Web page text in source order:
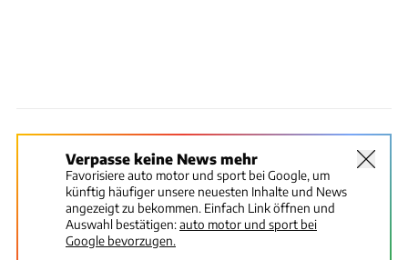
Verpasse keine News mehr
Favorisiere auto motor und sport bei Google, um
künftig häufiger unsere neuesten Inhalte und News
angezeigt zu bekommen. Einfach Link öffnen und
Auswahl bestätigen:auto motor und sport bei
Google bevorzugen.